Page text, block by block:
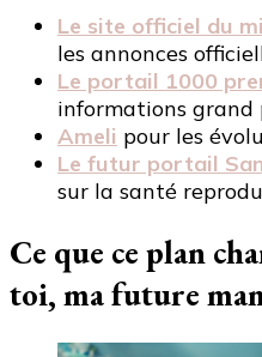
Le site officiel du
les annonces
Le portail 1000
informations grand
Ameli pour les
Le futur portail
sur la santé
Ce que ce plan
toi, ma future